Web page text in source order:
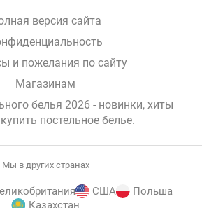
версия сайта
и пожелания по сайту
Магазинам
белья 2026 - новинки, хиты
купить постельное белье.
Мы в других странах
США
Польша
Казахстан